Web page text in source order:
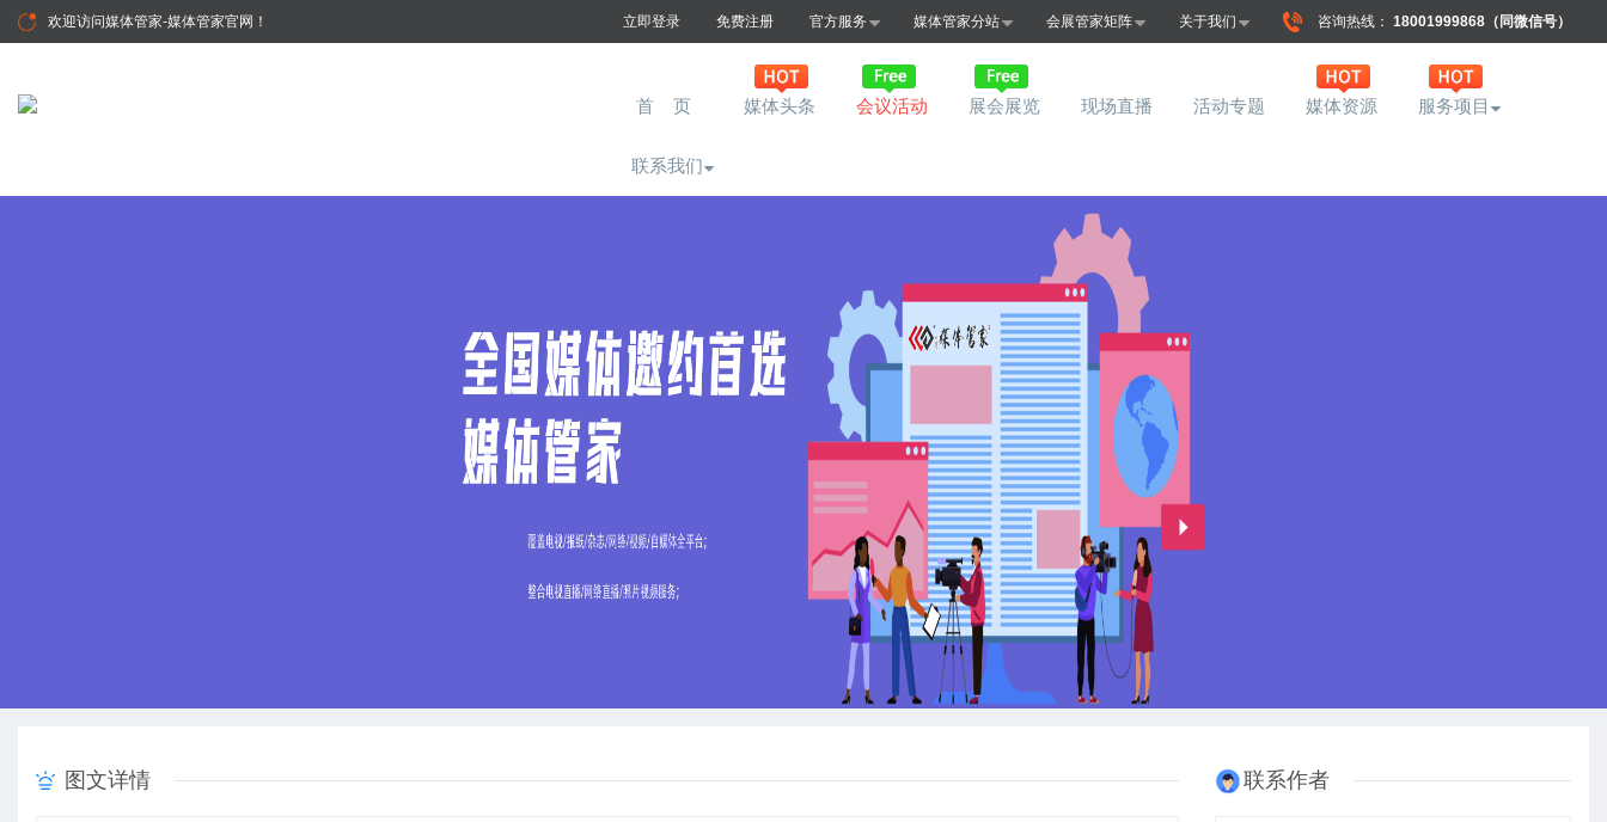
欢迎访问媒体管家-媒体管家官网 ！ 立即登录 免费注册 官方服务 媒体管家分站 会展管家矩阵 关于我们 咨询热线： 18001999868（同微信号）
首 页 媒体头条 会议活动 展会展览 现场直播 活动专题 媒体资源 服务项目
联系我们
图文详情 联系作者